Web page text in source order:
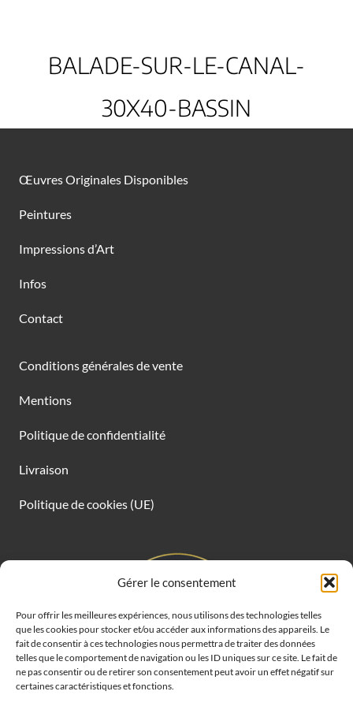
Gérer le consentement
Pour offrir les meilleures expériences, nous utilisons des technologies telles
que les cookies pour stocker et/ou accéder aux informations des appareils. Le
fait de consentir à ces technologies nous permettra de traiter des données
telles que le comportement de navigation ou les ID uniques sur ce site. Le fait de
ne pas consentir ou de retirer son consentement peut avoir un effet négatif sur
certaines caractéristiques et fonctions.
BALADE-SUR-LE-CANAL-
30X40-BASSIN
Œuvres Originales Disponibles
Peintures
Impressions d’Art
Infos
Contact
Conditions générales de vente
Mentions
Politique de confidentialité
Livraison
Politique de cookies (UE)